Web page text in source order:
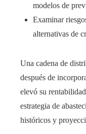
modelos de
Examinar
alternativas de
Una cadena de
después de
elevó su
estrategia de
históricos y